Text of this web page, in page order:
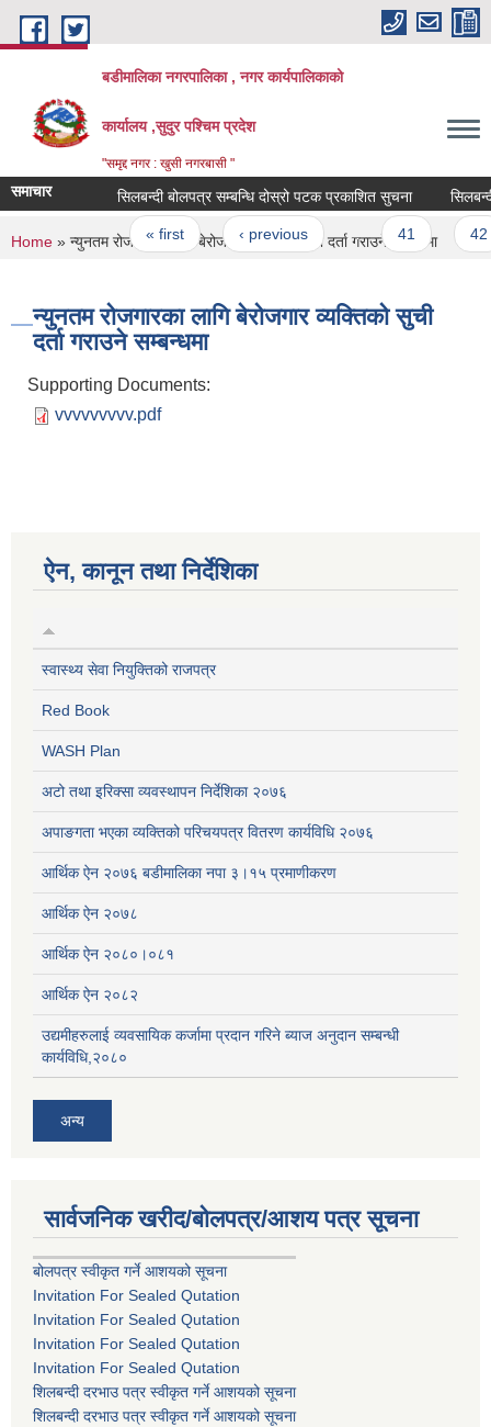
Skip to main content
बडीमालिका नगरपालिका , नगर कार्यपालिकाको
कार्यालय ,सुदुर पश्चिम प्रदेश
"समृद्द नगर : खुसी नगरबासी "
समाचार सिलबन्दी बोलपत्र सम्बन्धि दोस्रो पटक प्रकाशित सुचना
Pages
« first ‹ previous … 41
You are here
Home » न्युनतम रोजगारका लागि बेरोजगार व्यक्तिको सुची दर्ता गराउने सम्बन्धमा
न्युनतम रोजगारका लागि बेरोजगार व्यक्तिको सुची
दर्ता गराउने सम्बन्धमा
Supporting Documents:
vvvvvvvvv.pdf
ऐन, कानून तथा निर्देशिका
स्वास्थ्य सेवा नियुक्तिको राजपत्र
Red Book
WASH Plan
अटो तथा इरिक्सा व्यवस्थापन निर्देशिका २०७६
अपाङगता भएका व्यक्तिको परिचयपत्र वितरण कार्यविधि २०७६
आर्थिक ऐन २०७६ बडीमालिका नपा ३।१५ प्रमाणीकरण
आर्थिक ऐन २०७८
आर्थिक ऐन २०८०।०८१
आर्थिक ऐन २०८२
उद्यमीहरुलाई व्यवसायिक कर्जामा प्रदान गरिने ब्याज अनुदान सम्बन्धी
कार्यविधि,२०८०
अन्य
सार्वजनिक खरीद/बोलपत्र/आशय पत्र सूचना
बोलपत्र स्वीकृत गर्ने आशयको सूचना
Invitation For Sealed Qutation
Invitation For Sealed Qutation
Invitation For Sealed Qutation
Invitation For Sealed Qutation
शिलबन्दी दरभाउ पत्र स्वीकृत गर्ने आशयको सूचना
शिलबन्दी दरभाउ पत्र स्वीकृत गर्ने आशयको सूचना